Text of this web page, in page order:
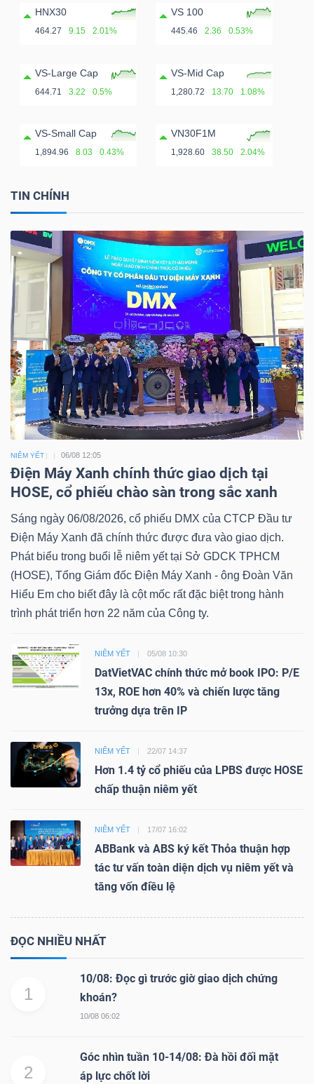
HNX30
464.27 9.15 2.01%
VS 100
445.46 2.36 0.53%
VS-Large Cap
644.71 3.22 0.5%
VS-Mid Cap
1,280.72 13.70 1.08%
VS-Small Cap
1,894.96 8.03 0.43%
VN30F1M
1,928.60 38.50 2.04%
TIN CHÍNH
NIÊM YẾT 06/08 12:05
Điện Máy Xanh chính thức giao dịch tại
HOSE, cổ phiếu chào sàn trong sắc xanh
Sáng ngày 06/08/2026, cổ phiếu DMX của CTCP Đầu tư
Điện Máy Xanh đã chính thức được đưa vào giao dịch.
Phát biểu trong buổi lễ niêm yết tại Sở GDCK TPHCM
(HOSE), Tổng Giám đốc Điện Máy Xanh - ông Đoàn Văn
Hiểu Em cho biết đây là cột mốc rất đặc biệt trong hành
trình phát triển hơn 22 năm của Công ty.
NIÊM YẾT 05/08 10:30
DatVietVAC chính thức mở book IPO: P/E
13x, ROE hơn 40% và chiến lược tăng
trưởng dựa trên IP
NIÊM YẾT 22/07 14:37
Hơn 1.4 tỷ cổ phiếu của LPBS được HOSE
chấp thuận niêm yết
NIÊM YẾT 17/07 16:02
ABBank và ABS ký kết Thỏa thuận hợp
tác tư vấn toàn diện dịch vụ niêm yết và
tăng vốn điều lệ
ĐỌC NHIỀU NHẤT
1
10/08: Đọc gì trước giờ giao dịch chứng
khoán?
10/08 06:02
2
Góc nhìn tuần 10-14/08: Đà hồi đối mặt
áp lực chốt lời